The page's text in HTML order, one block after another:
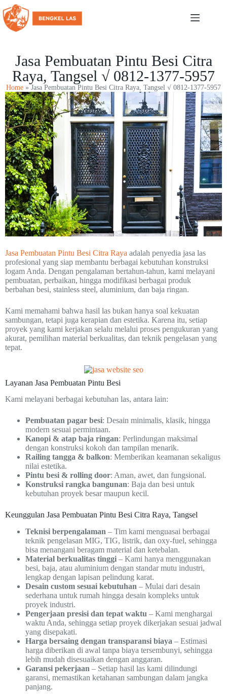
Jasa Pembuatan Pintu Besi Citra
Raya, Tangsel √ 0812-1377-5957
Home » Jasa Pembuatan Pintu Besi Citra Raya, Tangsel √ 0812-1377-5957
Jasa Pembuatan Pintu Besi Citra Raya adalah penyedia jasa las
profesional yang siap membantu berbagai kebutuhan konstruksi
logam Anda. Dengan pengalaman bertahun-tahun, kami melayani
pembuatan, perbaikan, hingga modifikasi berbagai produk
berbahan besi, stainless steel, aluminium, dan baja ringan.
Kami memahami bahwa hasil las bukan hanya soal kekuatan
sambungan, tetapi juga kerapian dan estetika. Karena itu, setiap
proyek yang kami kerjakan selalu melalui proses pengukuran yang
akurat, pemilihan material berkualitas, dan teknik pengelasan yang
tepat.
Layanan Jasa Pembuatan Pintu Besi
Kami melayani berbagai kebutuhan las, antara lain:
Pembuatan pagar besi: Desain minimalis, klasik, hingga
modern sesuai permintaan.
Kanopi & atap baja ringan: Perlindungan maksimal
dengan konstruksi kokoh dan tampilan menarik.
Railing tangga & balkon: Memberikan keamanan sekaligus
nilai estetika.
Pintu besi & rolling door: Aman, awet, dan fungsional.
Konstruksi rangka bangunan: Baja dan besi untuk
kebutuhan proyek besar maupun kecil.
Keunggulan Jasa Pembuatan Pintu Besi Citra Raya, Tangsel
Teknisi berpengalaman – Tim kami menguasai berbagai
teknik pengelasan MIG, TIG, listrik, dan oxy-fuel, sehingga
bisa menangani beragam material dan ketebalan.
Material berkualitas tinggi – Kami hanya menggunakan
besi, baja, atau aluminium dengan standar mutu industri,
lengkap dengan lapisan pelindung karat.
Desain custom sesuai kebutuhan – Mulai dari desain
sederhana untuk rumah hingga desain kompleks untuk
proyek industri.
Pengerjaan presisi dan tepat waktu – Kami menghargai
waktu Anda, sehingga setiap proyek dikerjakan sesuai jadwal
yang disepakati.
Harga bersaing dengan transparansi biaya – Estimasi
harga diberikan di awal tanpa biaya tersembunyi, sehingga
lebih mudah disesuaikan dengan anggaran.
Garansi pekerjaan – Setiap hasil las kami dilindungi
garansi, memastikan ketahanan sambungan dalam jangka
panjang.